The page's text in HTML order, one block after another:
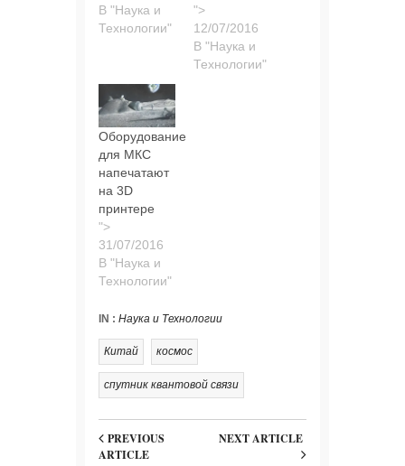
В "Наука и
Технологии"
">
В "Наука и
Технологии"
Оборудование
для МКС
напечатают
на 3D
принтере
">
В "Наука и
Технологии"
IN : Наука и Технологии
Китай космос
спутник квантовой связи
PREVIOUS
ARTICLE
NEXT ARTICLE